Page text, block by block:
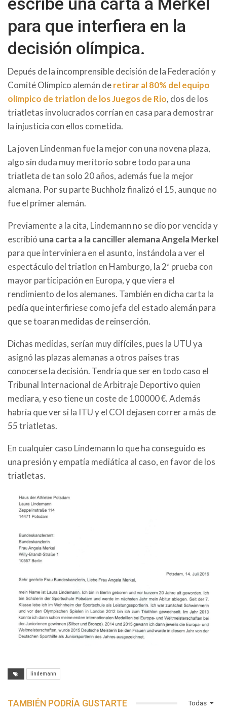
para que interfiera en la
decisión olímpica.
Depués de la incomprensible decisión de la Federación y
Comité Olímpico alemán deretirar al 80% del equipo
olímpico de triatlon de los Juegos de Rio, dos de los
triatletas involucrados corrían en casa para demostrar
la injusticia con ellos cometida.
La joven Lindenman fue la mejor con una novena plaza,
algo sin duda muy meritorio sobre todo para una
triatleta de tan solo 20 años, además fue la mejor
alemana. Por su parte Buchholz finalizó el 15, aunque no
fue el primer alemán.
Previamente a la cita, Lindemann no se dio por vencida y
escribió una carta a la canciller alemana Angela Merkel
para que interviniera en el asunto, instándola a ver el
espectáculo del triatlon en Hamburgo, la 2ª prueba con
mayor participación en Europa, y que viera el
rendimiento de los alemanes. También en dicha carta la
pedía que interfiriese como jefa del estado alemán para
que se toaran medidas de reinserción.
Dichas medidas, serían muy difíciles, pues la UTU ya
asignó las plazas alemanas a otros países tras
conocerse la decisión. Tendría que ser en todo caso el
Tribunal Internacional de Arbitraje Deportivo quien
mediara, y eso tiene un coste de 100000 €. Además
habría que ver si la ITU y el COI dejasen correr a más de
55 triatletas.
En cualquier caso Lindemann lo que ha conseguido es
una presión y empatía mediática al caso, en favor de los
triatletas.
lindemann
Todas
TAMBIÉN PODRÍA GUSTARTE